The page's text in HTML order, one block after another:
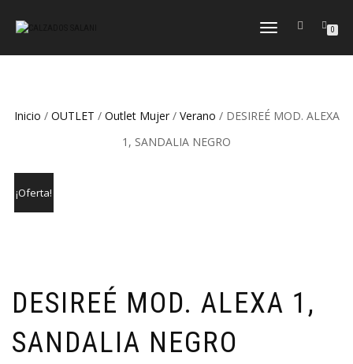
CAMBIAR
0
Inicio / OUTLET / Outlet Mujer/ Verano / DESIREÉ MOD. ALEXA
1, SANDALIA NEGRO
¡Oferta!
DESIREÉ MOD. ALEXA 1,
SANDALIA NEGRO